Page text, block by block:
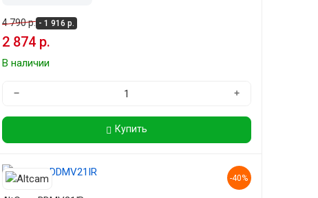
4 790 р. - 1 916 р.
2 874 р.
В наличии
− +
Купить
-40%